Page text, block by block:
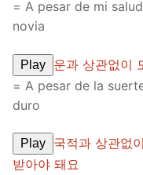
= A pesar de mi
novia
Play
운과 상관없이
= A pesar de la
duro
Play
국적과 상관없
받아야 돼요